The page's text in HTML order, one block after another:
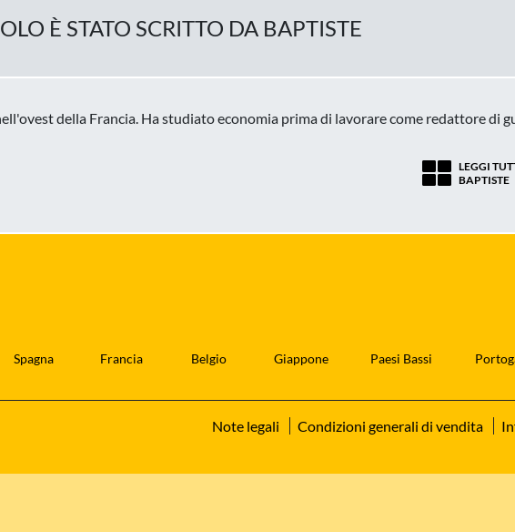
È STATO SCRITTO DA BAPTISTE
della Francia. Ha studiato economia prima di lavorare come redattore di
LEGGI
BAPTISTE
Spagna Francia Belgio Giappone Paesi Bassi
Note legali Condizioni generali di vendita